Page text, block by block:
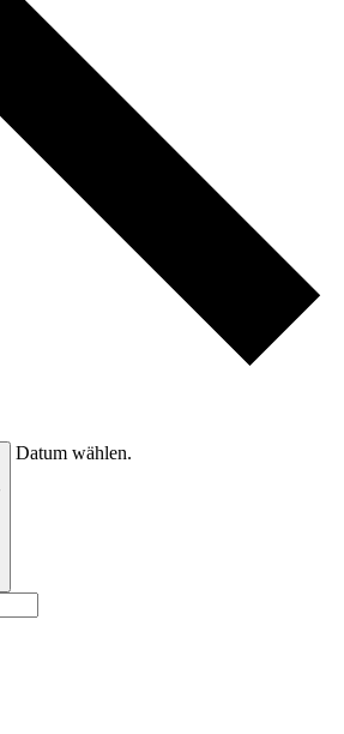
Datum wählen.